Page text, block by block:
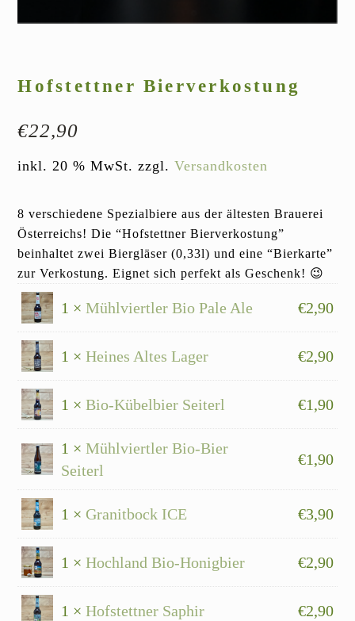
Hofstettner Bierverkostung
€22,90
inkl. 20 % MwSt. zzgl.Versandkosten
8 verschiedene Spezialbiere aus der ältesten Brauerei
Österreichs! Die “Hofstettner Bierverkostung”
beinhaltet zwei Biergläser (0,33l) und eine “Bierkarte”
zur Verkostung. Eignet sich perfekt als Geschenk! 😉
1 ×Mühlviertler Bio Pale Ale €2,90
1 ×Heines Altes Lager €2,90
1 ×Bio-Kübelbier Seiterl €1,90
1 ×Mühlviertler Bio-Bier
Seiterl
€1,90
1 × Granitbock ICE €3,90
1 ×Hochland Bio-Honigbier €2,90
1 ×Hofstettner Saphir €2,90